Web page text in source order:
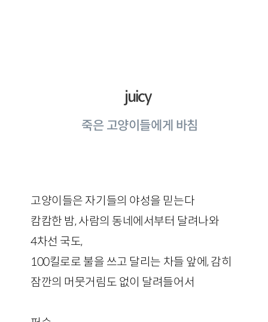
juicy
죽은 고양이들에게 바침
고양이들은 자기들의 야성을 믿는다
캄캄한 밤, 사람의 동네에서부터 달려나와
4차선 국도,
100킬로로 불을 쓰고 달리는 차들 앞에, 감히
잠깐의 머뭇거림도 없이 달려들어서